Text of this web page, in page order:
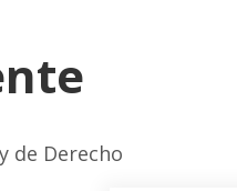
de Derecho